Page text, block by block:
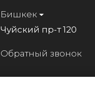
Бишкек
Чуйский пр-т 120
Обратный звонок